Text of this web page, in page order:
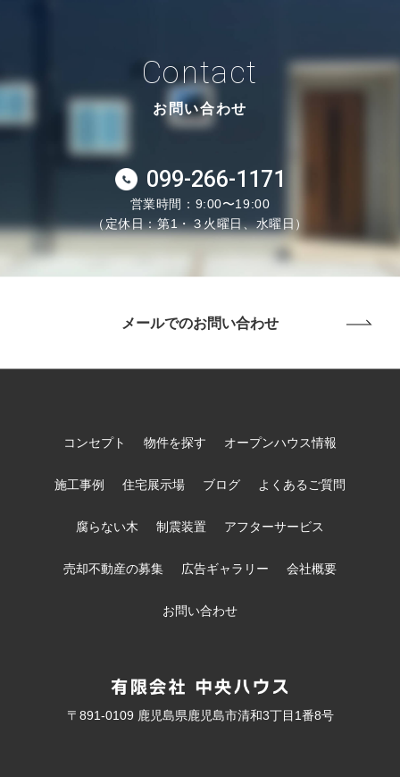
Contact
お問い合わせ
099-266-1171
営業時間：9:00〜19:00
（定休日：第1・３火曜日、水曜日）
メールでのお問い合わせ
コンセプト 物件を探す オープンハウス情報
施工事例 住宅展示場 ブログ よくあるご質問
腐らない木 制震装置 アフターサービス
売却不動産の募集 広告ギャラリー 会社概要
お問い合わせ
〒891-0109 鹿児島県鹿児島市清和3丁目1番8号